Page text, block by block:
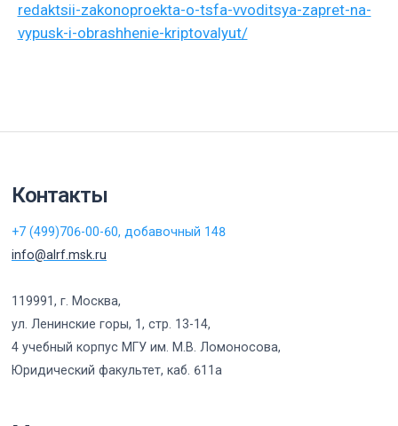
redaktsii-zakonoproekta-o-tsfa-vvoditsya-zapret-na-
vypusk-i-obrashhenie-kriptovalyut/
Контакты
+7 (499)706-00-60, добавочный 148
info@alrf.msk.ru
119991, г. Москва,
ул. Ленинские горы, 1, стр. 13-14,
4 учебный корпус МГУ им. М.В. Ломоносова,
Юридический факультет, каб. 611а